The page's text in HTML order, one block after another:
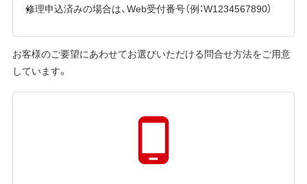
修理申込済みの場合は、Web受付番号（例：W1234567890）
お客様のご要望にあわせてお選びいただける問合せ方法をご用意
しています。